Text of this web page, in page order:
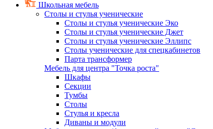
Школьная мебель
Столы и стулья ученические
Столы и стулья ученические Эко
Столы и стулья ученические Джет
Столы и стулья ученические Эллипс
Столы ученические для спецкабинетов
Парта трансформер
Мебель для центра "Точка роста"
Шкафы
Секции
Тумбы
Столы
Стулья и кресла
Диваны и модули